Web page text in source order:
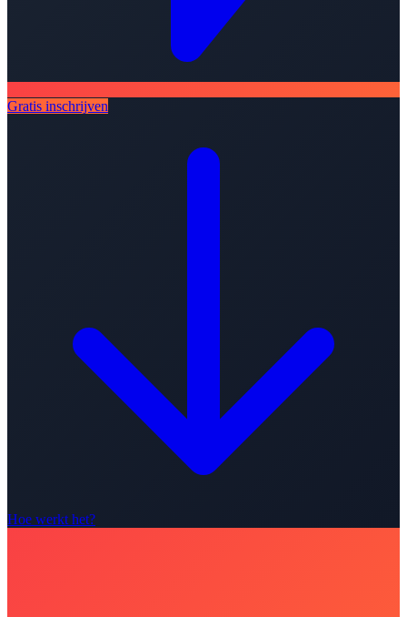
Gratis inschrijven
Hoe werkt het?